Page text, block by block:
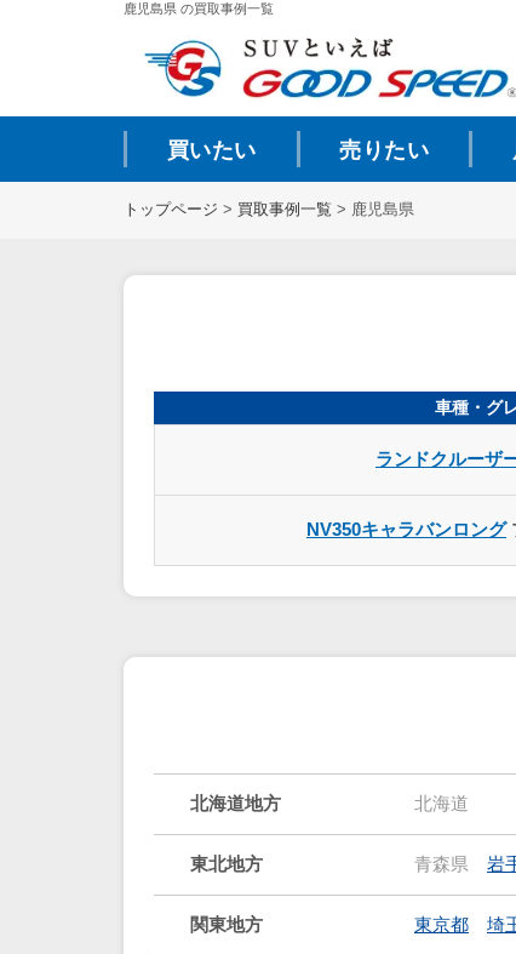
鹿児島県 の買取事例一覧
買いたい 売りたい
トップページ > 買取事例一覧 > 鹿児島県
車種・グ
ランドクルーザ
NV350キャラバンロング
北海道地方 北海道
東北地方 青森県 岩
関東地方 東京都 埼